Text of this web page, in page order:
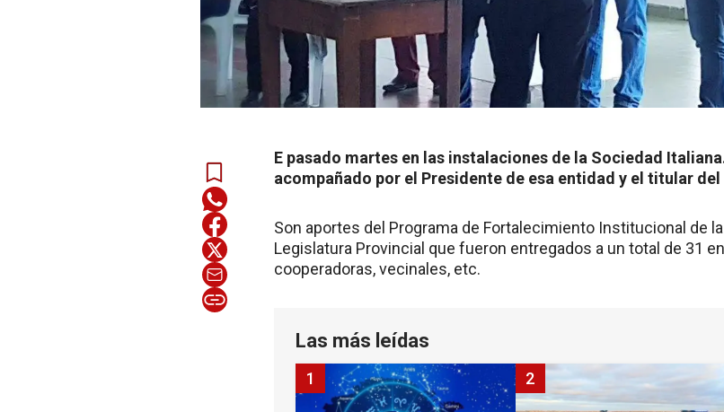
E pasado martes en las instalaciones de la Sociedad
acompañado por el Presidente de esa entidad y el titular
Son aportes del Programa de Fortalecimiento Institucional de
Legislatura Provincial que fueron entregados a un total de 31
cooperadoras, vecinales, etc.
Las más leídas
1 2